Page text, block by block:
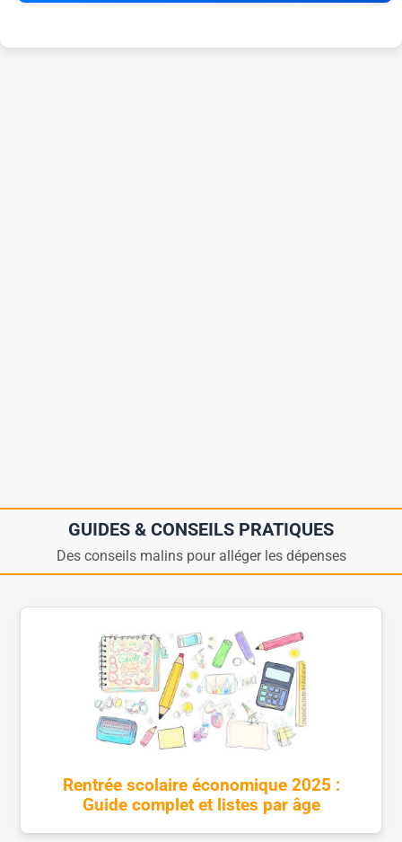
GUIDES & CONSEILS PRATIQUES
Des conseils malins pour alléger les dépenses
Rentrée scolaire économique 2025 :
Guide complet et listes par âge